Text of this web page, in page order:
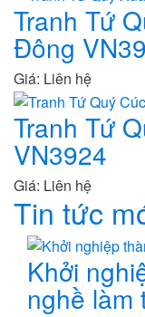
Tranh Tứ
Đông
Giá: Liên hệ
Tranh Tứ
VN3924
Giá: Liên hệ
Tin tức
Khởi
nghề làm